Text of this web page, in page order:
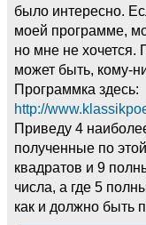
было интересно.
моей программе,
но мне не хочется.
может быть, кому-
Программка здесь:
http://
Приведу 4
полученные по
квадратов и 9
числа, а где 5
как и должно быть